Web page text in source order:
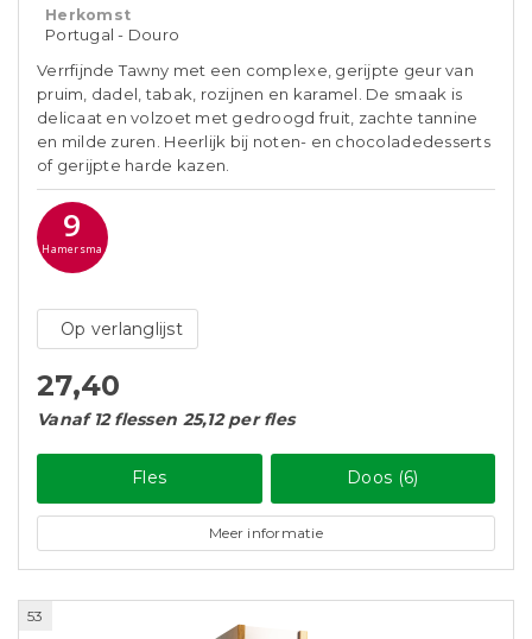
Herkomst
Portugal - Douro
Verrfijnde Tawny met een complexe, gerijpte geur van
pruim, dadel, tabak, rozijnen en karamel. De smaak is
delicaat en volzoet met gedroogd fruit, zachte tannine
en milde zuren. Heerlijk bij noten- en chocoladedesserts
of gerijpte harde kazen.
9
Hamersma
Op verlanglijst
27,40
Vanaf 12 flessen 25,12 per fles
Fles Doos (6)
Meer informatie
53